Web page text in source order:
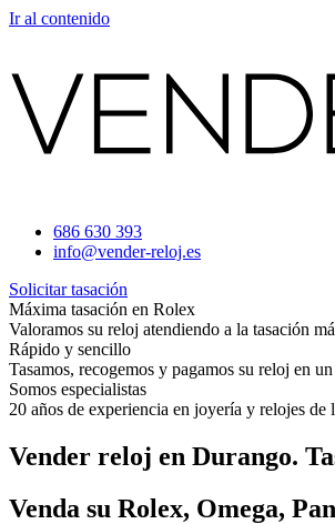
Ir al contenido
686 630 393
info@vender-reloj.es
Solicitar tasación
Máxima tasación en Rolex
Valoramos su reloj atendiendo a la tasación
Rápido y sencillo
Tasamos, recogemos y pagamos su reloj en
Somos especialistas
20 años de experiencia en joyería y relojes de
Vender reloj en Durango.
Venda su Rolex, Omega,